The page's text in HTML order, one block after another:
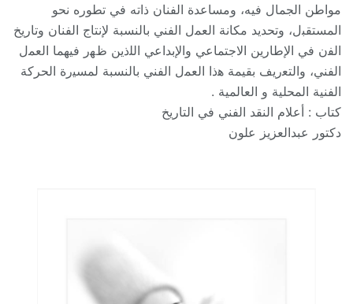
مواطن ﺍﻟﺠﻤﺎل ﻓﻴﻪ، ومساعدة ﺍﻟﻔﻨﺎﻥ ذاته ﻓﻲ تطوره نحو
ﺍﻟﻤﺴﺘﻘﺒل، وتحديد مكانة ﺍﻟﻌﻤل ﺍﻟﻔﻨﻲ بالنسبة لإنتاج ﺍﻟﻔﻨﺎﻥ وتاريخ
ﺍﻟﻔﻥ ﻓﻲ ﺍﻹطارين ﺍﻻجتماعي ﻭﺍﻹبداعي ﺍﻟﻠﺫين ﻅﻬﺭ ﻓﻴﻬﻤﺎ ﺍﻟﻌﻤل
ﺍﻟﻔﻨﻲ، ﻭﺍﻟﺘﻌﺭيف بقيمة ﻫﺫﺍ ﺍﻟﻌﻤل ﺍﻟﻔﻨﻲ بالنسبة ﻟﻤﺴﻴﺭﺓ الحركة
الفنية المحلية و العالمية .
كتاب : أعلام النقد الفني في التاريخ
دكتور عبدالعزيز علون